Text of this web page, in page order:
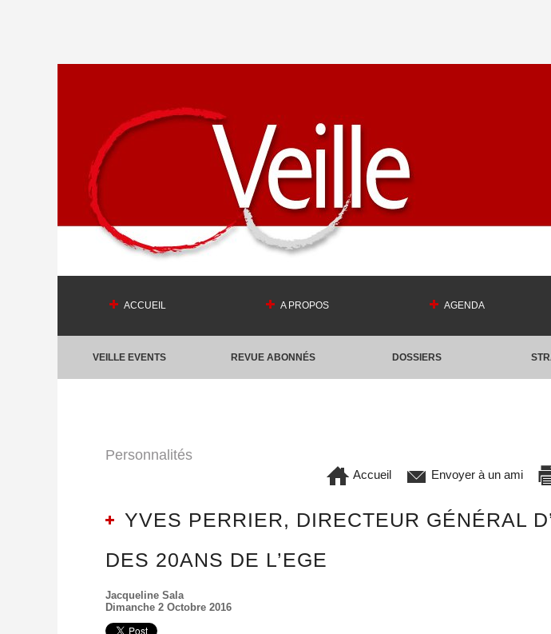
ACCUEIL A PROPOS AGENDA
VEILLE EVENTS REVUE ABONNÉS DOSSIERS
Personnalités
Accueil Envoyer à un ami
YVES PERRIER, DIRECTEUR GÉNÉRAL
DES 20ANS DE L’EGE
Jacqueline Sala
Dimanche 2 Octobre 2016